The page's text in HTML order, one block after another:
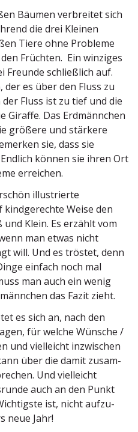
Bäumen verbreitet sich
die drei Kleinen
Tiere ohne Probleme
Früchten. Ein winziges
Freunde schließlich auf.
es über den Fluss zu
Fluss ist zu tief und die
Giraffe. Das Erdmännchen
größere und stärkere
sie, dass sie
können sie ihren Ort
erreichen.
illus­trierte
Weise den
Klein. Es erzählt vom
man etwas nicht
will. Und es tröstet, denn
einfach noch mal
man auch ein wenig
das Fazit zieht.
es sich an, nach den
für welche Wünsche /
und vielleicht inzwi­schen
über die damit zusam­
Und vielleicht
auch an den Punkt
ist, nicht aufzu­
neue Jahr!